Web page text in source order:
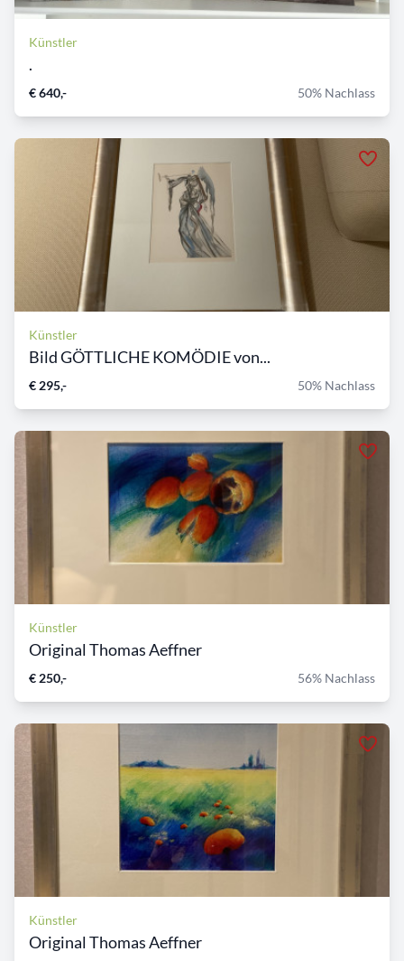
Künstler
.
€ 640,- 50% Nachlass
Künstler
Bild GÖTTLICHE KOMÖDIE von...
€ 295,- 50% Nachlass
Künstler
Original Thomas Aeffner
€ 250,- 56% Nachlass
Künstler
Original Thomas Aeffner